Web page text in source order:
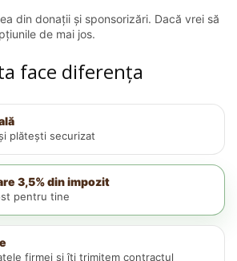
din donații și sponsorizări. Dacă vrei să
de mai jos.
face diferența
plătești securizat
3,5% din impozit
pentru tine
firmei și îți trimitem contractul